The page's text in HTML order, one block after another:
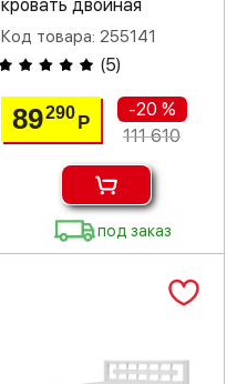
кровать двойная
Код товара: 255141
(5)
89290 Р
-20 %
111 610
под заказ